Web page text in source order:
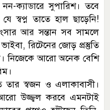
ক্যাডারে সুপারিশ। তবে
স্বপ্ন তাতে হাল ছাড়েনি!
আর সন্তান সব সামলে
রিটেনের জোড় প্রস্তুতি
নিজেকে আরো অনেক বেশি
তার স্বজন ও এলাকাবাসী।
আরো উজ্জ্বল করবে এমনটাই